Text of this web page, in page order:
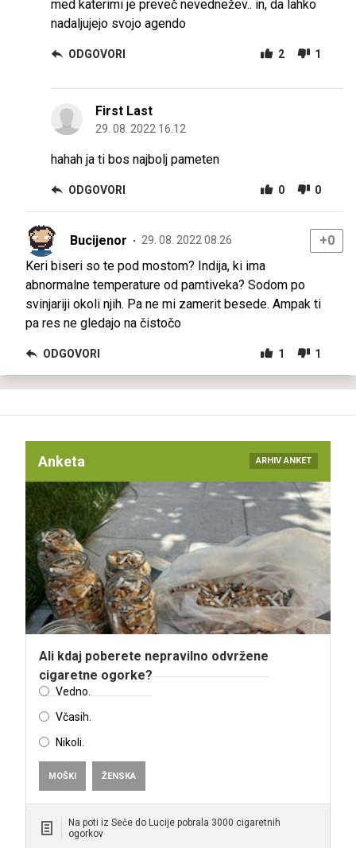
med katerimi je preveč nevednežev.. in, da lahko
nadaljujejo svojo agendo
ODGOVORI 2 1
First Last
29. 08. 2022 16.12
hahah ja ti bos najbolj pameten
ODGOVORI 0 0
Bucijenor 29. 08. 2022 08.26
+0
Keri biseri so te pod mostom? Indija, ki ima
abnormalne temperature od pamtiveka? Sodom po
svinjariji okoli njih. Pa ne mi zamerit besede. Ampak ti
pa res ne gledajo na čistočo
ODGOVORI 1 1
Anketa ARHIV ANKET
Ali kdaj poberete nepravilno odvržene
cigaretne ogorke?
Vedno.
Včasih.
Nikoli.
MOŠKI ŽENSKA
Na poti iz Seče do Lucije pobrala 3000 cigaretnih
ogorkov